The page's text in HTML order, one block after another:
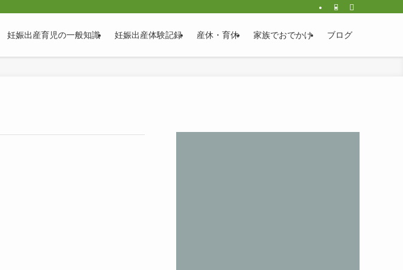
妊娠出産育児の一般知識 妊娠出産体験記録 産休・育休 家族でおでかけ ブログ